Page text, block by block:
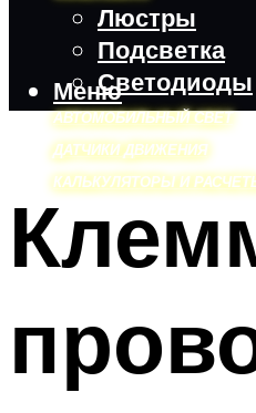
Люстры
Подсветка
Светодиоды
АВТОМОБИЛЬНЫЙ СВЕТ
ДАТЧИКИ ДВИЖЕНИЯ
КАЛЬКУЛЯТОРЫ И
Меню
Меню